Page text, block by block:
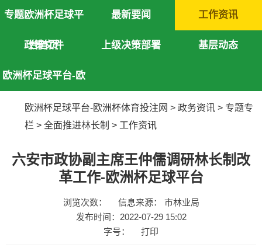
专题欧洲杯足球平
台首页
最新要闻 工作资讯
政策文件 上级决策部署 基层动态
欧洲杯足球平台-欧
洲杯体育投注网
欧洲杯足球平台-欧洲杯体育投注网 > 政务资讯 > 专题专
栏 > 全面推进林长制 > 工作资讯
六安市政协副主席王仲儒调研林长制改
革工作-欧洲杯足球平台
浏览次数：
信息来源： 市林业局
发布时间：2022-07-29 15:02
字号：
打印